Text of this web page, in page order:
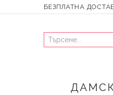
БЕЗПЛАТНА